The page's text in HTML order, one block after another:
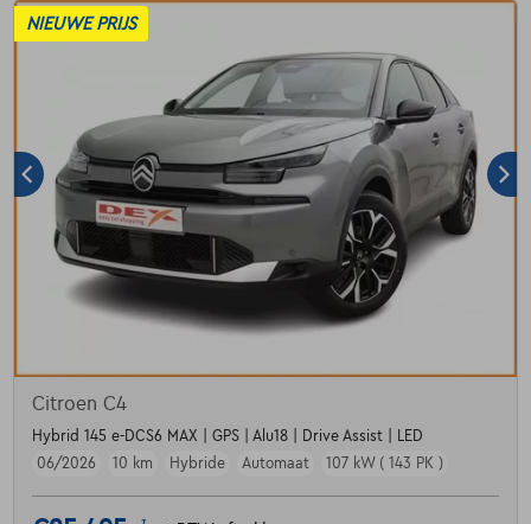
NIEUWE PRIJS
Citroen C4
Hybrid 145 e-DCS6 MAX | GPS | Alu18 | Drive Assist | LED
06/2026
10 km Hybride Automaat 107 kW ( 143 PK )